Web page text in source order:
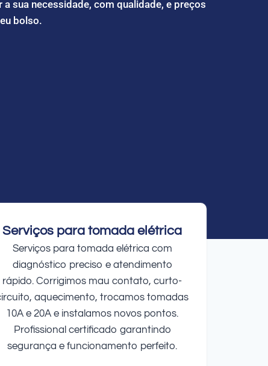
sua necessidade, com qualidade, e preços
bolso.
Serviços para tomada elétrica
Serviços para tomada elétrica com
diagnóstico preciso e atendimento
rápido. Corrigimos mau contato, curto-
aquecimento, trocamos tomadas
10A e 20A e instalamos novos pontos.
Profissional certificado garantindo
segurança e funcionamento perfeito.